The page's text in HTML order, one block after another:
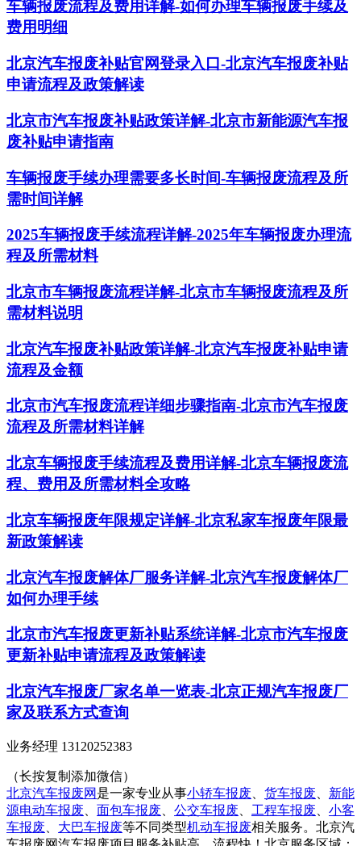
车辆报废流程及费用详解-如何办理车辆报废手续及
费用明细
北京汽车报废补贴官网登录入口-北京汽车报废补贴
申请流程及政策解读
北京市汽车报废补贴政策详解-北京市新能源汽车报
废补贴申请指南
车辆报废手续办理需要多长时间-车辆报废流程及所
需时间详解
2025车辆报废手续流程详解-2025年车辆报废办理流
程及所需材料
北京市车辆报废流程详解-北京市车辆报废流程及所
需材料说明
北京汽车报废补贴政策详解-北京汽车报废补贴申请
流程及金额
北京市汽车报废流程详细步骤指南-北京市汽车报废
流程及所需材料详解
北京车辆报废手续流程及费用详解-北京车辆报废流
程、费用及所需材料全攻略
北京车辆报废年限规定详解-北京私家车报废年限最
新政策解读
北京汽车报废解体厂服务详解-北京汽车报废解体厂
如何办理手续
北京市汽车报废更新补贴系统详解-北京市汽车报废
更新补贴申请流程及政策解读
北京汽车报废厂家名单一览表-北京正规汽车报废厂
家及联系方式查询
业务经理 13120252383
（长按复制添加微信）
北京汽车报废网 是一家专业从事小轿车报废 货车报废
新能
源电动车报废
面包车报废 公交车报废 工程车报废
小客
车报废
大巴车报废等不同类型机动车报废相关服务。北京汽